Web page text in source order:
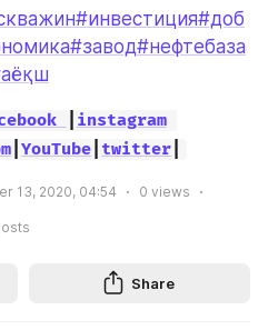
#инвестиция#доб
#завод#нефтебаза
instagram
|YouTube twitter
13, 2020, 04:54 0 views
Share